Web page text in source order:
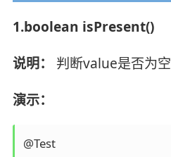
1.boolean isPresent()
说明：
判断value是否为空
演示：
@Test